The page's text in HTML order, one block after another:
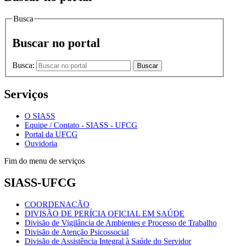
Busca
Buscar no portal
Busca: Buscar
Serviços
O SIASS
Equipe / Contato - SIASS - UFCG
Portal da UFCG
Ouvidoria
Fim do menu de serviços
SIASS-UFCG
COORDENAÇÃO
DIVISÃO DE PERÍCIA OFICIAL EM SAÚDE
Divisão de Vigilância de Ambientes e Processo de Trabalho
Divisão de Atenção Psicossocial
Divisão de Assistência Integral à Saúde do Servidor